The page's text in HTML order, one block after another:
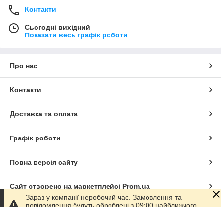
Контакти
Сьогодні вихідний
Показати весь графік роботи
Про нас
Контакти
Доставка та оплата
Графік роботи
Повна версія сайту
Сайт створено на маркетплейсі Prom.ua
Зараз у компанії неробочий час. Замовлення та
повідомлення будуть оброблені з 09:00 найближчого